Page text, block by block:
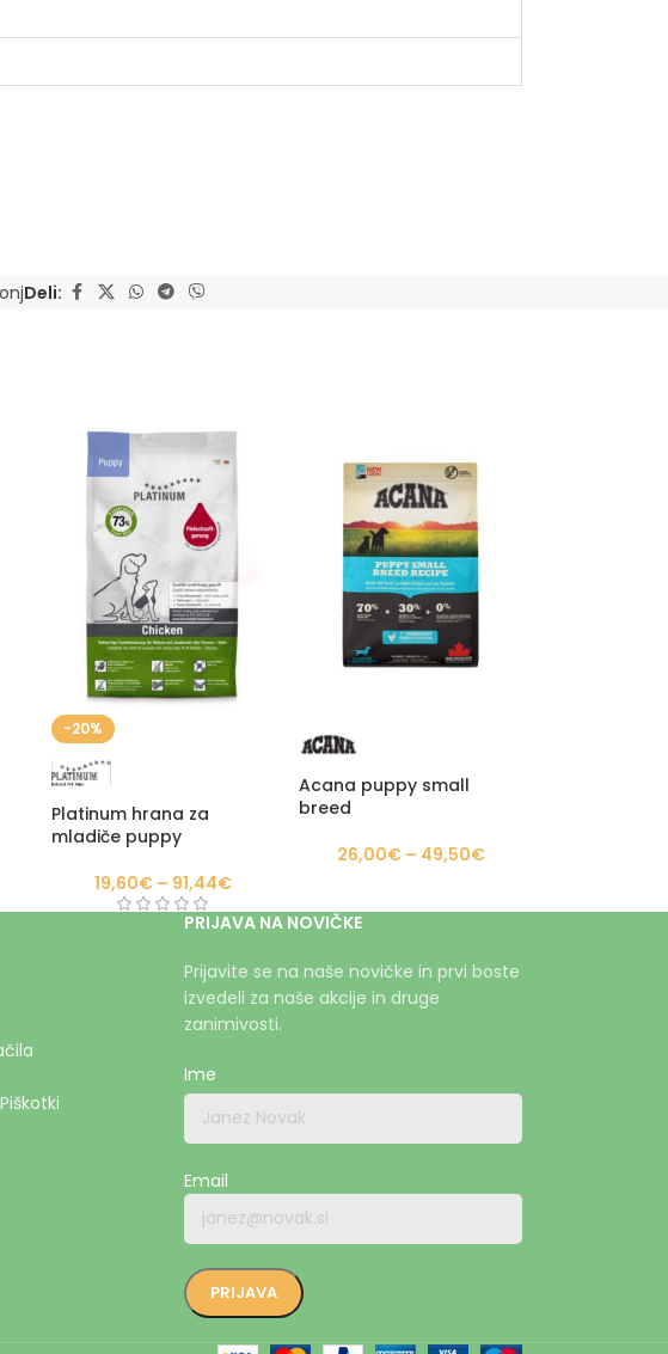
Deli:
-20%
Platinum hrana za
mladiče puppy
19,60€ – 91,44€
Acana puppy small
breed
26,00€ – 49,50€
PRIJAVA NA NOVIČKE
Prijavite se na naše novičke in prvi boste
izvedeli za naše akcije in druge
zanimivosti.
Ime
Email